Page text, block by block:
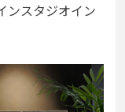
スタジオイン